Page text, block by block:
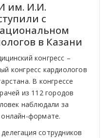
им. И.И.
с
в Казани
конгресс –
конгресс кардиологов
В конгрессе
из 112 городов
наблюдали за
формате.
сотрудников